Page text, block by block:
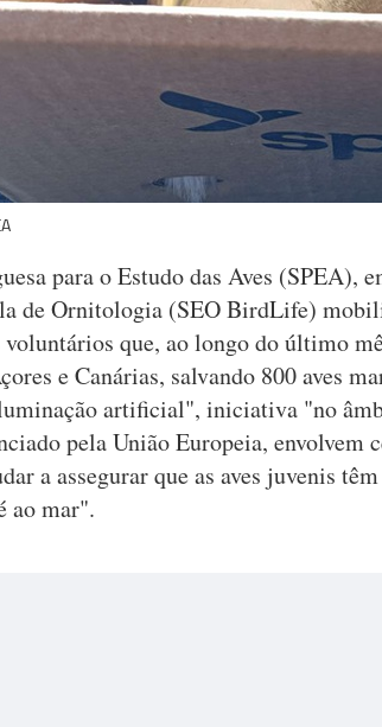
para o Estudo das Aves (SPEA),
de Ornitologia (SEO BirdLife)
que, ao longo do último
e Canárias, salvando 800 aves
artificial", iniciativa "no
pela União Europeia, envolvem
a assegurar que as aves juvenis têm
ao mar".